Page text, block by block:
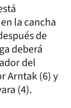
la cancha
de
deberá
del
Arntak (6) y
(4).